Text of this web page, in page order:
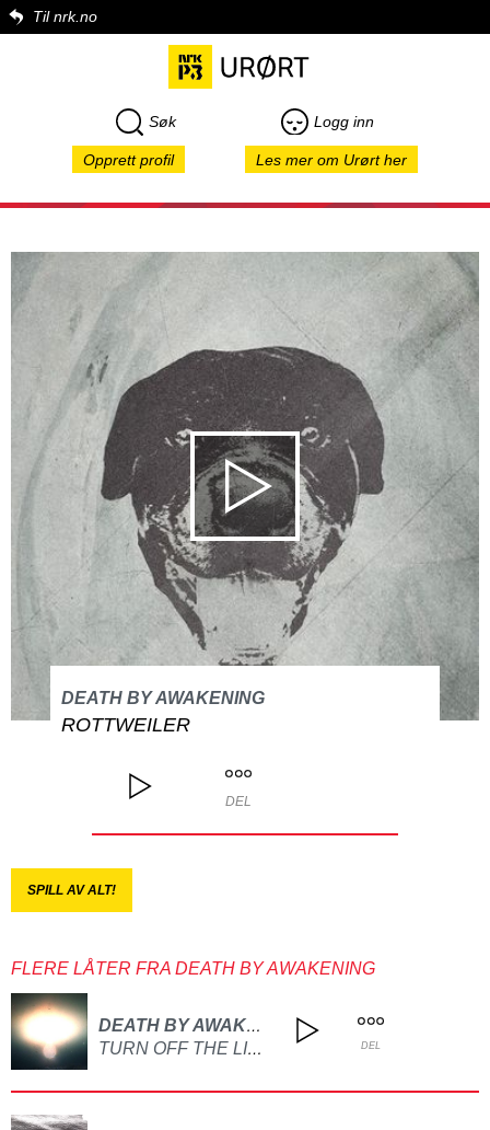
Til nrk.no
Søk Logg inn
Opprett profil Les mer om Urørt her
DEATH BY AWAKENING
ROTTWEILER
DEL
SPILL AV ALT!
FLERE LÅTER FRA DEATH BY AWAKENING
DEATH BY AWAKENING
TURN OFF THE LIGHT
DEL